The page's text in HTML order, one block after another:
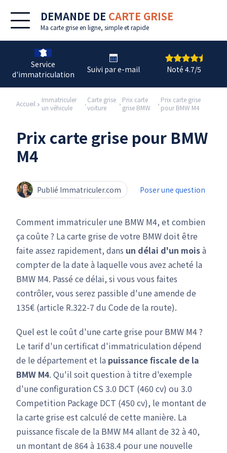
DEMANDE DE CARTE GRISE
Ma carte grise en ligne, simple et rapide
Service
d'immatriculation
Suivi par e-mail Noté 4.7/5
Accueil
Immatriculer
un véhicule
Carte grise
voiture
Prix carte
grise BMW
Prix carte grise
pour BMW M4
Prix carte grise pour BMW
M4
Publié Immatriculer.com Poser une question
Comment immatriculer une BMW M4, et combien
ça coûte ? La carte grise de votre BMW doit être
faite assez rapidement, dans un délai d'un moisà
compter de la date à laquelle vous avez acheté la
BMW M4. Passé ce délai, si vous vous faites
contrôler, vous serez passible d'une amende de
135€ (article R.322-7 du Code de la route).
Quel est le coût d'une carte grise pour BMW M4 ?
Le tarif d'un certificat d'immatriculation dépend
de le département et la puissance fiscale de la
BMW M4. Qu'il soit question à titre d'exemple
d'une configuration CS 3.0 DCT (460 cv) ou 3.0
Competition Package DCT (450 cv), le montant de
la carte grise est calculé de cette manière. La
puissance fiscale de la BMW M4 allant de 32 à 40,
un montant de 864 à 1638.4 pour une nouvelle